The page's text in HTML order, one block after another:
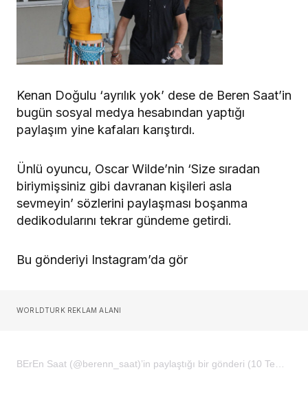
Kenan Doğulu ‘ayrılık yok’ dese de Beren Saat’in
bugün sosyal medya hesabından yaptığı
paylaşım yine kafaları karıştırdı.
Ünlü oyuncu, Oscar Wilde’nin ‘Size sıradan
biriymişsiniz gibi davranan kişileri asla
sevmeyin’ sözlerini paylaşması boşanma
dedikodularını tekrar gündeme getirdi.
Bu gönderiyi Instagram’da gör
WORLDTURK REKLAM ALANI
BErEn Saat (@berenn_saat)’in paylaştığı bir gönderi (10 Tem, 2019, 3:35öö PDT)